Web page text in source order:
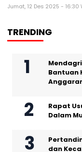
Jumat, 12 Des 2025 - 16:30
TRENDING
Bantuan
Rapat
Dalam
dan